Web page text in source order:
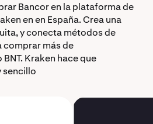
Bancor en la plataforma de
en en España. Crea una
y conecta métodos de
más de
Kraken hace que
sencillo